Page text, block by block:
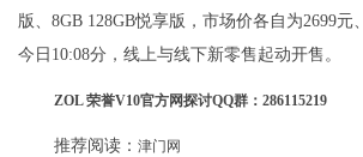
版、8GB 128GB悦享版，市场价各自为2699元
今日10:08分，线上与线下新零售起动开售。
ZOL 荣誉V10官方网探讨QQ群：286115219
推荐阅读： 津门网